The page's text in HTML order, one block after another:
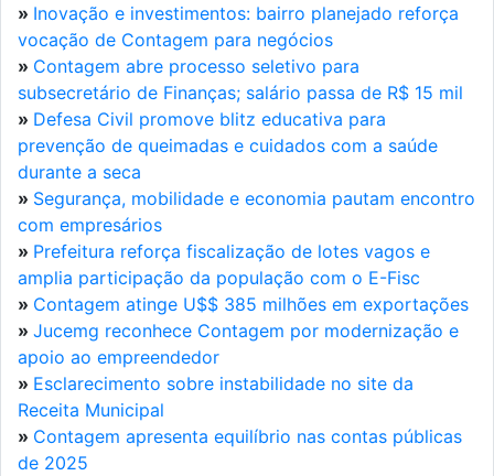
» Inovação e investimentos: bairro planejado reforça
vocação de Contagem para negócios
» Contagem abre processo seletivo para
subsecretário de Finanças; salário passa de R$ 15 mil
» Defesa Civil promove blitz educativa para
prevenção de queimadas e cuidados com a saúde
durante a seca
» Segurança, mobilidade e economia pautam encontro
com empresários
» Prefeitura reforça fiscalização de lotes vagos e
amplia participação da população com o E-Fisc
» Contagem atinge U$$ 385 milhões em exportações
» Jucemg reconhece Contagem por modernização e
apoio ao empreendedor
» Esclarecimento sobre instabilidade no site da
Receita Municipal
» Contagem apresenta equilíbrio nas contas públicas
de 2025